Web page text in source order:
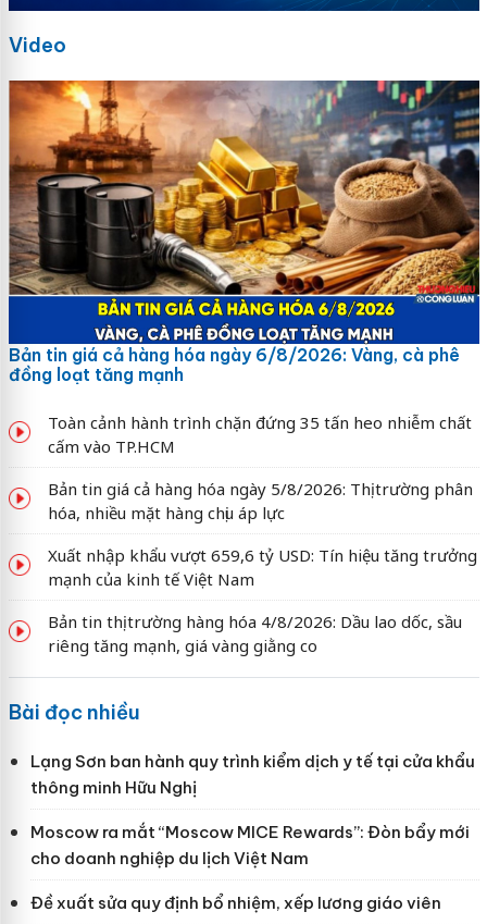
Video
Bản tin giá cả hàng hóa ngày 6/8/2026: Vàng, cà phê
đồng loạt tăng mạnh
Toàn cảnh hành trình chặn đứng 35 tấn heo nhiễm chất
cấm vào TP.HCM
Bản tin giá cả hàng hóa ngày 5/8/2026: Thị trường phân
hóa, nhiều mặt hàng chịu áp lực
Xuất nhập khẩu vượt 659,6 tỷ USD: Tín hiệu tăng trưởng
mạnh của kinh tế Việt Nam
Bản tin thị trường hàng hóa 4/8/2026: Dầu lao dốc, sầu
riêng tăng mạnh, giá vàng giằng co
Bài đọc nhiều
Lạng Sơn ban hành quy trình kiểm dịch y tế tại cửa khẩu
thông minh Hữu Nghị
Moscow ra mắt “Moscow MICE Rewards”: Đòn bẩy mới
cho doanh nghiệp du lịch Việt Nam
Đề xuất sửa quy định bổ nhiệm, xếp lương giáo viên